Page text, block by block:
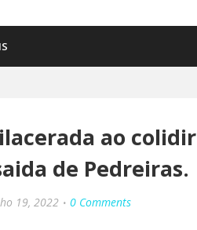
ao colidir
de Pedreiras.
19, 2022 0 Comments